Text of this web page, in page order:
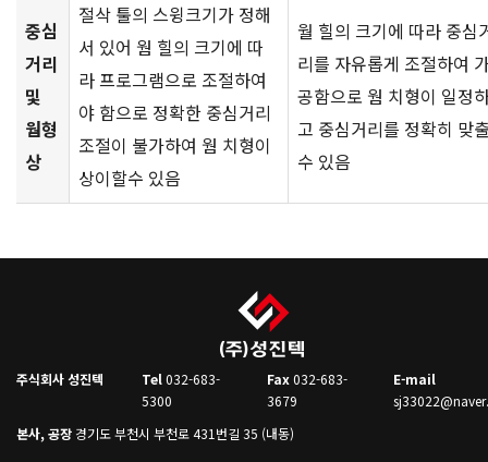
중심
거리
및
웜형
상
절삭 툴의 스윙크기가 정해
서 있어 웜 힐의 크기에 따
라 프로그램으로 조절하여
야 함으로 정확한 중심거리
조절이 불가하여 웜 치형이
상이할수 있음
월 힐의 크기에 따라 중심
리를 자유롭게 조절하여
공함으로 웜 치형이 일정
고 중심거리를 정확히 맞
수 있음
주식회사 성진텍 Tel032-683-
5300
Fax032-683-
3679
E-mail
본사, 공장 경기도 부천시 부천로 431번길 35 (내동)